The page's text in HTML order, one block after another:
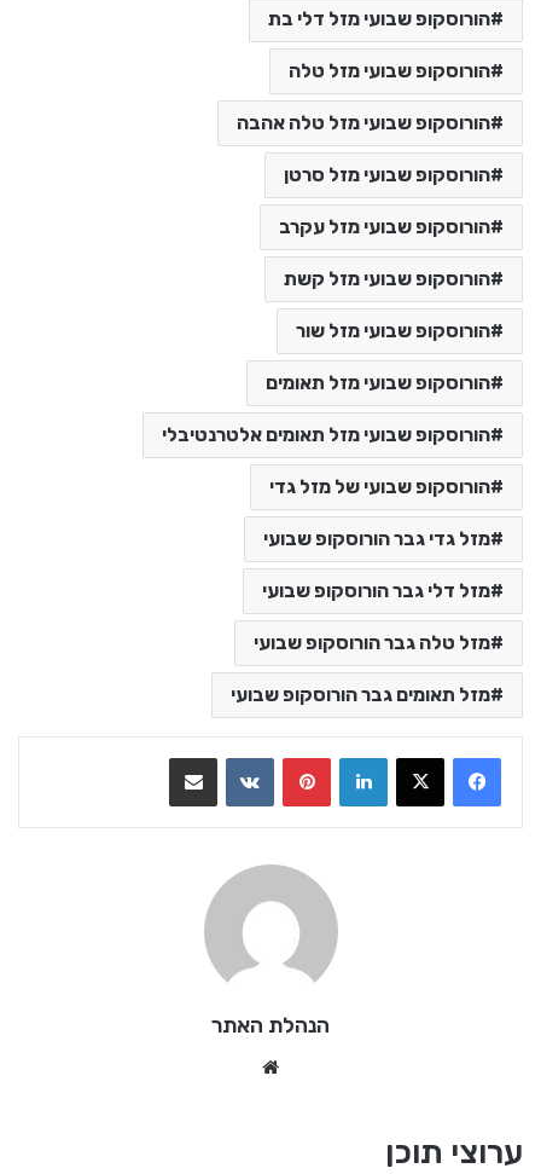
הורוסקופ שבועי מזל דלי בת
הורוסקופ שבועי מזל טלה
הורוסקופ שבועי מזל טלה אהבה
הורוסקופ שבועי מזל סרטן
הורוסקופ שבועי מזל עקרב
הורוסקופ שבועי מזל קשת
הורוסקופ שבועי מזל שור
הורוסקופ שבועי מזל תאומים
הורוסקופ שבועי מזל תאומים אלטרנטיבלי
הורוסקופ שבועי של מזל גדי
מזל גדי גבר הורוסקופ שבועי
מזל דלי גבר הורוסקופ שבועי
מזל טלה גבר הורוסקופ שבועי
מזל תאומים גבר הורוסקופ שבועי
LinkedIn
VKontakte
הנהלת האתר
ערוצי תוכן